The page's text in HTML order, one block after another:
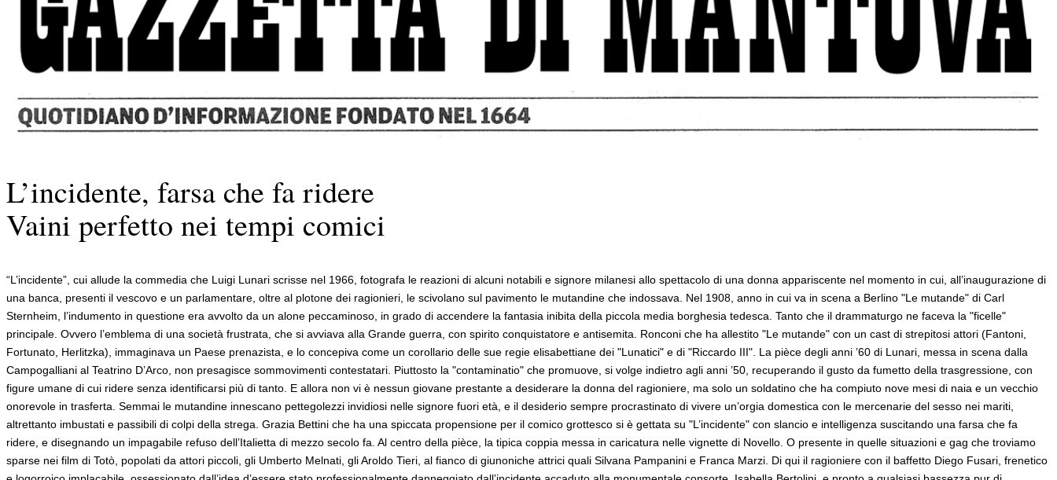
L’incidente, farsa che fa ridere
Vaini perfetto nei tempi comici
“L’incidente”, cui allude la commedia che Luigi Lunari scrisse nel 1966, fotografa le reazioni di alcuni notabili e signore milanesi allo spettacolo di una donna appariscente nel momento in cui, all’inaugurazione di
una banca, presenti il vescovo e un parlamentare, oltre al plotone dei ragionieri, le scivolano sul pavimento le mutandine che indossava. Nel 1908, anno in cui va in scena a Berlino "Le mutande" di Carl
Sternheim, l’indumento in questione era avvolto da un alone peccaminoso, in grado di accendere la fantasia inibita della piccola media borghesia tedesca. Tanto che il drammaturgo ne faceva la "ficelle"
principale. Ovvero l’emblema di una società frustrata, che si avviava alla Grande guerra, con spirito conquistatore e antisemita. Ronconi che ha allestito "Le mutande" con un cast di strepitosi attori (Fantoni,
Fortunato, Herlitzka), immaginava un Paese prenazista, e lo concepiva come un corollario delle sue regie elisabettiane dei "Lunatici" e di "Riccardo III". La pièce degli anni ’60 di Lunari, messa in scena dalla
Campogalliani al Teatrino D’Arco, non presagisce sommovimenti contestatari. Piuttosto la "contaminatio" che promuove, si volge indietro agli anni ’50, recuperando il gusto da fumetto della trasgressione, con
figure umane di cui ridere senza identificarsi più di tanto. E allora non vi è nessun giovane prestante a desiderare la donna del ragioniere, ma solo un soldatino che ha compiuto nove mesi di naia e un vecchio
onorevole in trasferta. Semmai le mutandine innescano pettegolezzi invidiosi nelle signore fuori età, e il desiderio sempre procrastinato di vivere un’orgia domestica con le mercenarie del sesso nei mariti,
altrettanto imbustati e passibili di colpi della strega. Grazia Bettini che ha una spiccata propensione per il comico grottesco si è gettata su "L’incidente" con slancio e intelligenza suscitando una farsa che fa
ridere, e disegnando un impagabile refuso dell’Italietta di mezzo secolo fa. Al centro della pièce, la tipica coppia messa in caricatura nelle vignette di Novello. O presente in quelle situazioni e gag che troviamo
sparse nei film di Totò, popolati da attori piccoli, gli Umberto Melnati, gli Aroldo Tieri, al fianco di giunoniche attrici quali Silvana Pampanini e Franca Marzi. Di qui il ragioniere con il baffetto Diego Fusari, frenetico